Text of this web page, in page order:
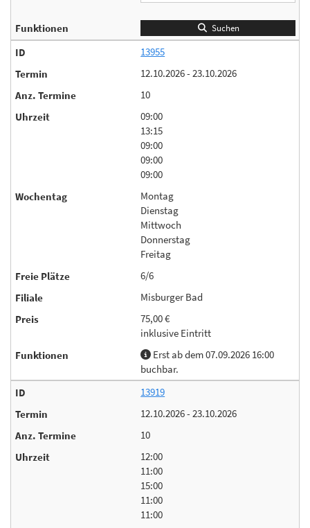
Suchen
13955
12.10.2026 - 23.10.2026
10
09:00
13:15
09:00
09:00
09:00
Montag
Dienstag
Mittwoch
Donnerstag
Freitag
6/6
Misburger Bad
75,00 €
inklusive Eintritt
Erst ab dem 07.09.2026 16:00
buchbar.
13919
12.10.2026 - 23.10.2026
10
12:00
11:00
15:00
11:00
11:00